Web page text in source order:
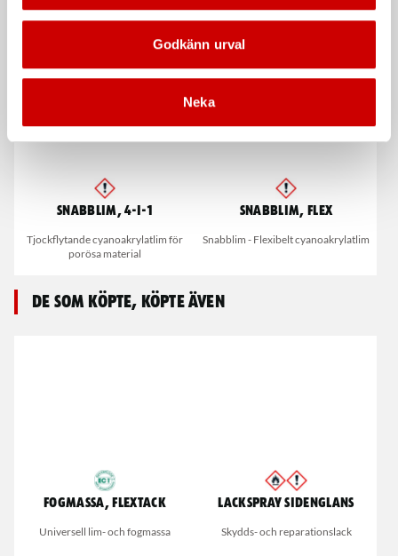
Godkänn urval
Neka
Våt- och torrdammsugare
Cyanoakrylatlim för limning av
metall-, plast- och gummidetaljer.
Snabblim, 4-i-1
Tjockflytande cyanoakrylatlim för
porösa material
Snabblim, Flex
Snabblim - Flexibelt cyanoakrylatlim
De som köpte, köpte även
Fogmassa, Flextack
Universell lim- och fogmassa
Lackspray Sidenglans
Skydds- och reparationslack